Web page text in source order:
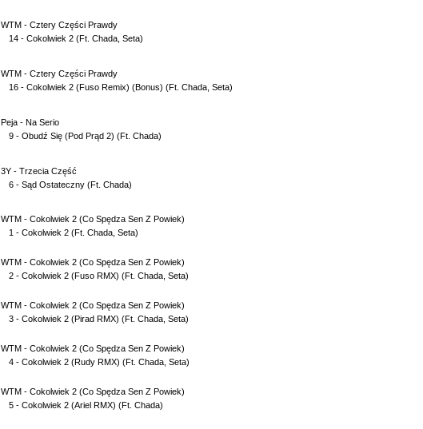
WTM - Cztery Części Prawdy
14 - Cokolwiek 2 (Ft. Chada Seta)
WTM - Cztery Części Prawdy
16 - Cokolwiek 2 (Fuso Remix) (Bonus) (Ft. Chada Seta)
Peja - Na Serio
9 - Obudź Się (Pod Prąd 2) (Ft. Chada)
3Y - Trzecia Część
6 - Sąd Ostateczny (Ft. Chada)
WTM - Cokolwiek 2 (Co Spędza Sen Z Powiek)
1 - Cokolwiek 2 (Ft. Chada Seta)
WTM - Cokolwiek 2 (Co Spędza Sen Z Powiek)
2 - Cokolwiek 2 (Fuso RMX) (Ft. Chada Seta)
WTM - Cokolwiek 2 (Co Spędza Sen Z Powiek)
3 - Cokolwiek 2 (Pirad RMX) (Ft. Chada Seta)
WTM - Cokolwiek 2 (Co Spędza Sen Z Powiek)
4 - Cokolwiek 2 (Rudy RMX) (Ft. Chada Seta)
WTM - Cokolwiek 2 (Co Spędza Sen Z Powiek)
5 - Cokolwiek 2 (Ariel RMX) (Ft. Chada)